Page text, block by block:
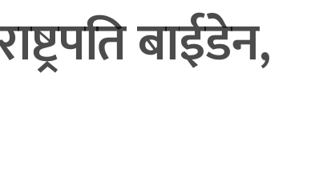
बाईडेन,